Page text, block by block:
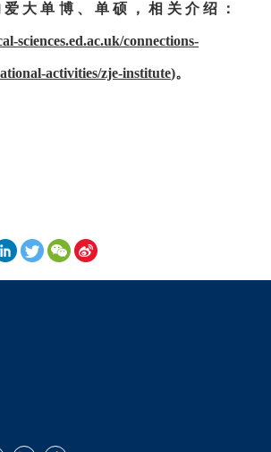
大单博、单硕，相关介绍：
sciences.ed.ac.uk/connections-
activities/zje-institute)。